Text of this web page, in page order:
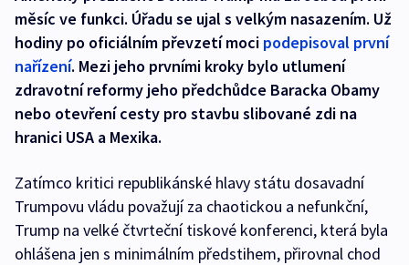
měsíc ve funkci. Úřadu se ujal s velkým nasazením. Už
hodiny po oficiálním převzetí moci podepisoval první
nařízení. Mezi jeho prvními kroky bylo utlumení
zdravotní reformy jeho předchůdce Baracka Obamy
nebo otevření cesty pro stavbu slibované zdi na
hranici USA a Mexika.
Zatímco kritici republikánské hlavy státu dosavadní
Trumpovu vládu považují za chaotickou a nefunkční,
Trump na velké čtvrteční tiskové konferenci, která byla
ohlášena jen s minimálním předstihem, přirovnal chod